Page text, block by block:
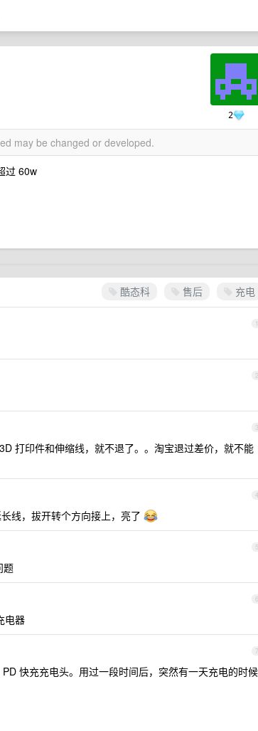
2
may be changed or developed.
过 60w
酷态科 售后 充电
1
2
3
打印件和伸缩线，就不退了。。淘宝退过差价，就不能
4
线，拔开转个方向接上，亮了
5
题
6
电器
7
快充充电头。用过一段时间后，突然有一天充电的时候